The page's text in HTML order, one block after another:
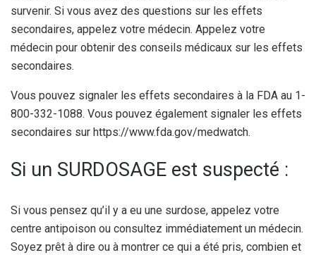
survenir. Si vous avez des questions sur les effets
secondaires, appelez votre médecin. Appelez votre
médecin pour obtenir des conseils médicaux sur les effets
secondaires.
Vous pouvez signaler les effets secondaires à la FDA au 1-
800-332-1088. Vous pouvez également signaler les effets
secondaires sur https://www.fda.gov/medwatch.
Si un SURDOSAGE est suspecté :
Si vous pensez qu’il y a eu une surdose, appelez votre
centre antipoison ou consultez immédiatement un médecin.
Soyez prêt à dire ou à montrer ce qui a été pris, combien et